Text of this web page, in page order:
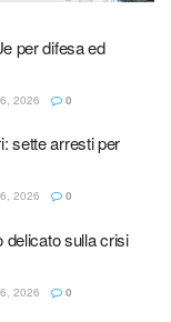
per difesa ed
2026 0
sette arresti per
2026 0
delicato sulla crisi
2026 0